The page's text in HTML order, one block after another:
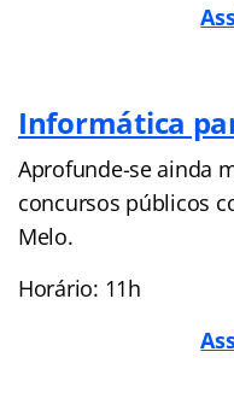
Informática
Aprofunde-se ainda
concursos públicos
Melo.
Horário: 11h